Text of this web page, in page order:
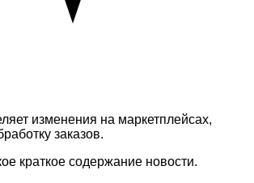
изменения на маркетплейсах,
заказов.
краткое содержание новости.